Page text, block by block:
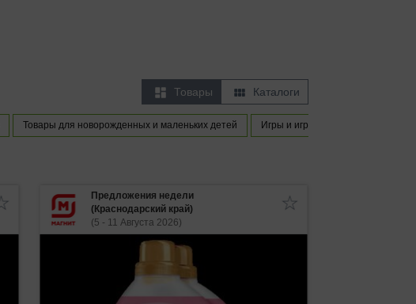
 Товары  Каталоги
Товары для новорожденных и маленьких детей Игры и игрушки
Предложения недели
(Краснодарский край)
(5 - 11 Августа 2026)